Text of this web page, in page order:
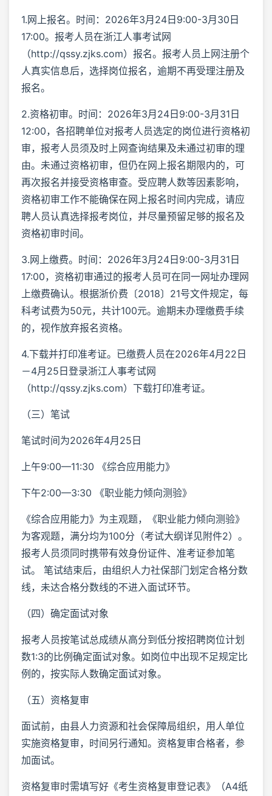
1.网上报名。时间：2026年3月24日9:00-3月30日
17:00。报考人员在浙江人事考试网
（http://qssy.zjks.com）报名。报考人员上网注册个
人真实信息后，选择岗位报名，逾期不再受理注册及
报名。
2.资格初审。时间：2026年3月24日9:00-3月31日
12:00，各招聘单位对报考人员选定的岗位进行资格初
审，报考人员须及时上网查询结果及未通过初审的理
由。未通过资格初审，但仍在网上报名期限内的，可
再次报名并接受资格审查。受应聘人数等因素影响，
资格初审工作不能确保在网上报名时间内完成，请应
聘人员认真选择报考岗位，并尽量预留足够的报名及
资格初审时间。
3.网上缴费。时间：2026年3月24日9:00-3月31日
17:00，资格初审通过的报考人员可在同一网址办理网
上缴费确认。根据浙价费〔2018〕21号文件规定，每
科考试费为50元，共计100元。逾期未办理缴费手续
的，视作放弃报名资格。
4.下载并打印准考证。已缴费人员在2026年4月22日
－4月25日登录浙江人事考试网
（http://qssy.zjks.com）下载打印准考证。
（三）笔试
笔试时间为2026年4月25日
上午9:00—11:30 《综合应用能力》
下午2:00—3:30 《职业能力倾向测验》
《综合应用能力》为主观题，《职业能力倾向测验》
为客观题，满分均为100分（考试大纲详见附件2）。
报考人员须同时携带有效身份证件、准考证参加笔
试。 笔试结束后，由组织人力社保部门划定合格分数
线，未达合格分数线的不进入面试环节。
（四）确定面试对象
报考人员按笔试总成绩从高分到低分按招聘岗位计划
数1:3的比例确定面试对象。如岗位中出现不足规定比
例的，按实际人数确定面试对象。
（五）资格复审
面试前，由县人力资源和社会保障局组织，用人单位
实施资格复审，时间另行通知。资格复审合格者，参
加面试。
资格复审时需填写好《考生资格复审登记表》（A4纸